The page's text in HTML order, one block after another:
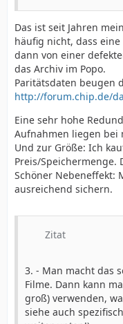
Das ist seit Jahren
häufig nicht, dass
dann von einer
das Archiv im Popo.
Paritätsdaten beugen
http://forum.chip.de/
Eine sehr hohe
Aufnahmen liegen bei
Und zur Größe: Ich
Preis/Speichermenge.
Schöner Nebeneffekt:
ausreichend sichern.
Zitat
3. - Man macht das
Filme. Dann kann
groß) verwenden,
siehe auch